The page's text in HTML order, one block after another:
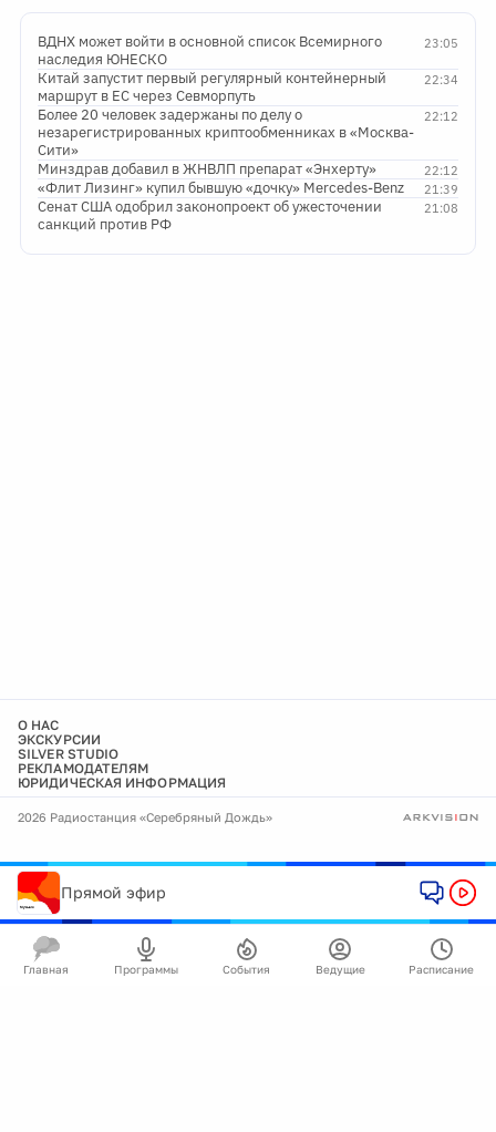
23:05
ВДНХ может войти в основной список Всемирного
наследия ЮНЕСКО
22:34
Китай запустит первый регулярный контейнерный
маршрут в ЕС через Севморпуть
22:12
Более 20 человек задержаны по делу о
незарегистрированных криптообменниках в «Москва-
Сити»
22:12
Минздрав добавил в ЖНВЛП препарат «Энхерту»
21:39
«Флит Лизинг» купил бывшую «дочку» Mercedes-Benz
21:08
Сенат США одобрил законопроект об ужесточении
санкций против РФ
О НАС
ЭКСКУРСИИ
SILVER STUDIO
РЕКЛАМОДАТЕЛЯМ
ЮРИДИЧЕСКАЯ ИНФОРМАЦИЯ
2026 Радиостанция «Серебряный Дождь»
Прямой эфир
Главная Программы События Ведущие Расписание